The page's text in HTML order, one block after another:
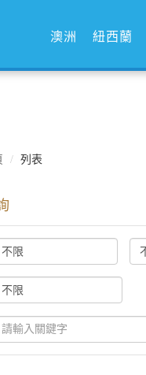
澳洲 紐西蘭
列表